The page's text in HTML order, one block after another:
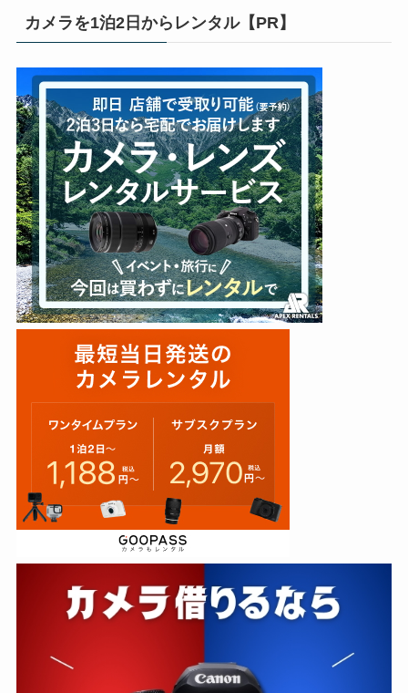
カメラを1泊2日からレンタル【PR】